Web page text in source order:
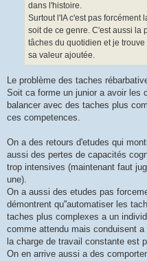
dans l'histoire.
Surtout l'IA c'est pas forcément
soit de ce genre. C'est aussi la
tâches du quotidien et je
sa valeur ajoutée.
Le problème des taches
Soit ca forme un junior a avoir les
balancer avec des taches plus
ces competences.
On a des retours d'etudes qui
aussi des pertes de capacités
trop intensives (maintenant faut
une).
On a aussi des etudes pas
démontrent qu''automatiser les
taches plus complexes a un
comme attendu mais conduisent
la charge de travail constante est
On en arrive aussi a des